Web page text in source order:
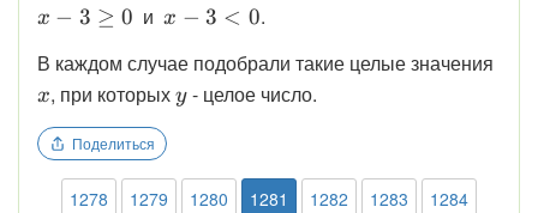
\displaystyle
x − 3 ≥ 0 и\displaystyle
x − 3 < 0.
В каждом случае подобрали такие целые значения
x, при которых\displaystyle
y- целое число.
Поделиться
1278 1279 1280 1281 1282 1283 1284